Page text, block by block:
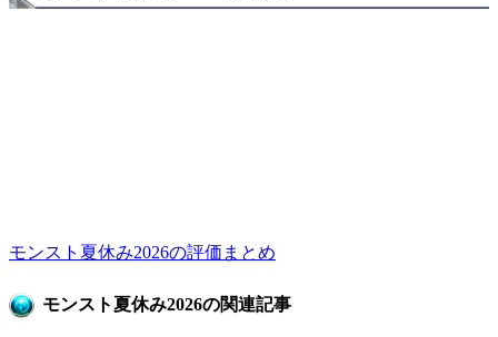
モンスト夏休み2026の評価まとめ
モンスト夏休み2026の関連記事